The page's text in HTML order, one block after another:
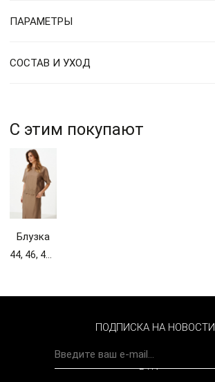
ПАРАМЕТРЫ
СОСТАВ И УХОД
С этим покупают
Блузка
женская
BYN
ПОДПИСКА НА НОВОСТИ